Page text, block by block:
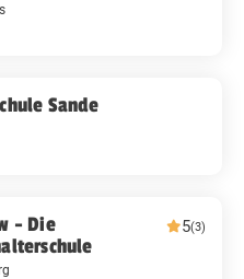
Sande
- Die
5(3)